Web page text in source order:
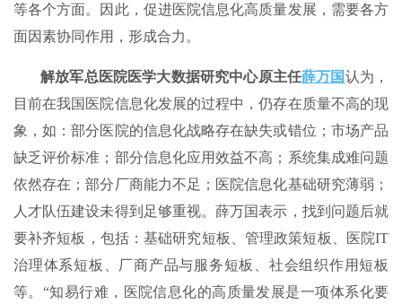
等各个方面。因此，促进医院信息化高质量发展，需要各方
面因素协同作用，形成合力。
解放军总医院医学大数据研究中心原主任薛万国认为，
目前在我国医院信息化发展的过程中，仍存在质量不高的现
象，如：部分医院的信息化战略存在缺失或错位；市场产品
缺乏评价标准；部分信息化应用效益不高；系统集成难问题
依然存在；部分厂商能力不足；医院信息化基础研究薄弱；
人才队伍建设未得到足够重视。薛万国表示，找到问题后就
要补齐短板，包括：基础研究短板、管理政策短板、医院IT
治理体系短板、厂商产品与服务短板、社会组织作用短板
等。“知易行难，医院信息化的高质量发展是一项体系化要